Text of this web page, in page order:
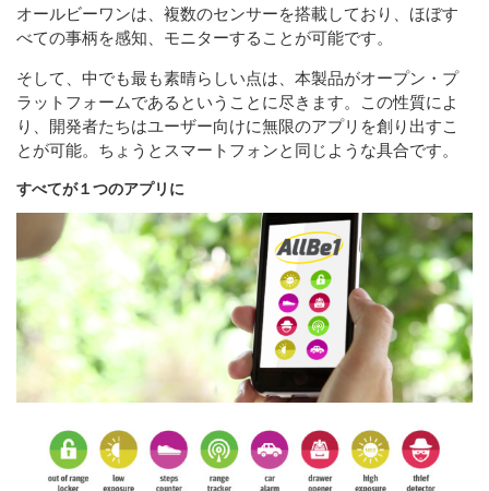
オールビーワンは、複数のセンサーを搭載しており、ほぼす
べての事柄を感知、モニターすることが可能です。
そして、中でも最も素晴らしい点は、本製品がオープン・プ
ラットフォームであるということに尽きます。この性質によ
り、開発者たちはユーザー向けに無限のアプリを創り出すこ
とが可能。ちょうとスマートフォンと同じような具合です。
すべてが１つのアプリに